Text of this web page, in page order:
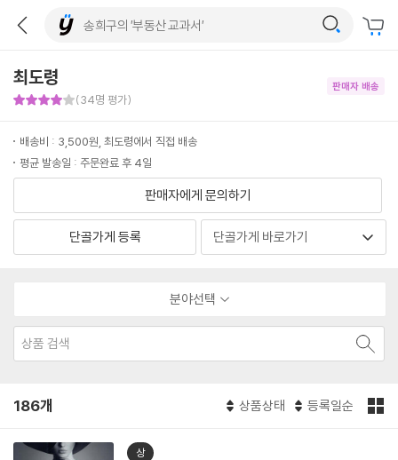
최도령
(34명 평가)
판매자 배송
배송비 : 3,500원, 최도령에서 직접 배송
평균 발송일 : 주문완료 후 4일
판매자에게 문의하기
단골가게 등록
분야선택
186개 상품상태 등록일순
상